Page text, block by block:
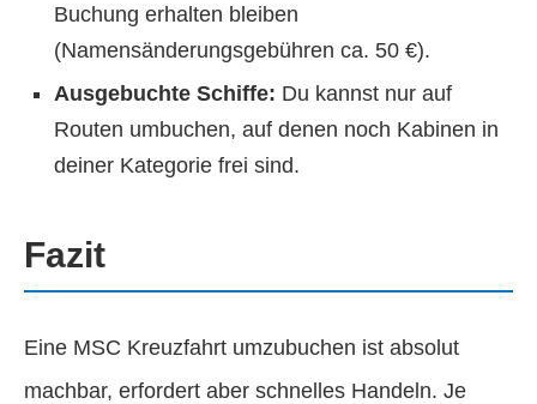
Buchung erhalten bleiben
(Namensänderungsgebühren ca. 50 €).
Ausgebuchte Schiffe: Du kannst nur auf
Routen umbuchen, auf denen noch Kabinen in
deiner Kategorie frei sind.
Fazit
Eine MSC Kreuzfahrt umzubuchen ist absolut
machbar, erfordert aber schnelles Handeln. Je